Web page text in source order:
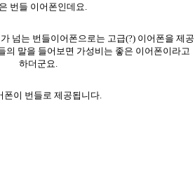
번들 이어폰인데요.
넘는 번들이어폰으로는 고급(?) 이어폰을 제공
의 말을 들어보면 가성비는 좋은 이어폰이라고
하더군요.
폰이 번들로 제공됩니다.